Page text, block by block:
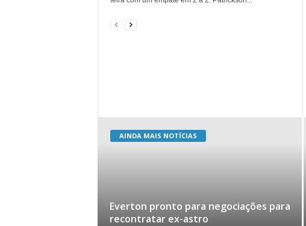
AINDA MAIS NOTÍCIAS
Everton pronto para negociações para
recontratar ex-astro